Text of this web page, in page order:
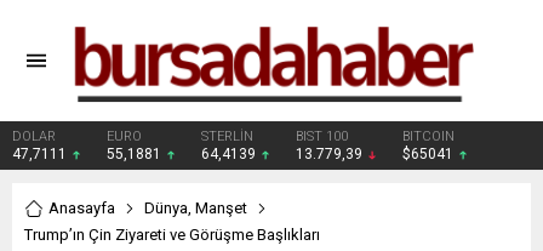
DOLAR
47,7111
EURO
55,1881
STERLİN
64,4139
BIST 100
13.779,39
BITCOIN
$65041
Anasayfa Dünya, Manşet
Trump’ın Çin Ziyareti ve Görüşme Başlıkları